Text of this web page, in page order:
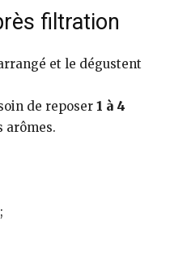
filtration
et le dégustent
de reposer 1 à 4
arômes.